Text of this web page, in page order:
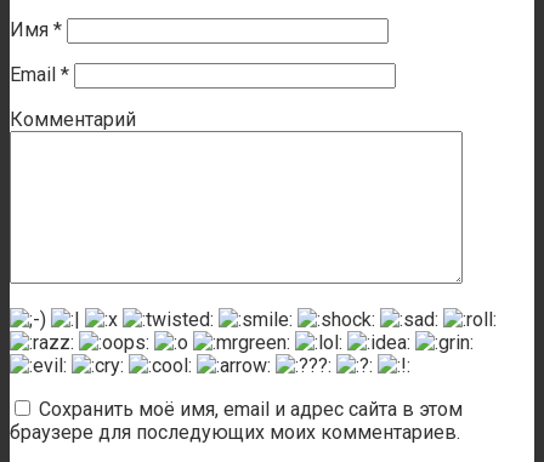
Имя *
Email *
Комментарий
Сохранить моё имя, email и адрес сайта в этом
браузере для последующих моих комментариев.